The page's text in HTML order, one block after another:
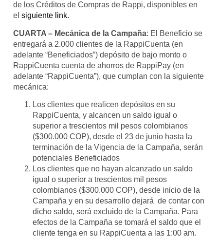
de los Créditos de Compras de Rappi, disponibles en
el siguiente link.
CUARTA – Mecánica de la Campaña: El Beneficio se
entregará a 2.000 clientes de la RappiCuenta (en
adelante “Beneficiados”) depósito de bajo monto o
RappiCuenta cuenta de ahorros de RappiPay (en
adelante “RappiCuenta”), que cumplan con la siguiente
mecánica:
Los clientes que realicen depósitos en su
RappiCuenta, y alcancen un saldo igual o
superior a trescientos mil pesos colombianos
($300.000 COP), desde el 23 de junio hasta la
terminación de la Vigencia de la Campaña, serán
potenciales Beneficiados
Los clientes que no hayan alcanzado un saldo
igual o superior a trescientos mil pesos
colombianos ($300.000 COP), desde inicio de la
Campaña y en su desarrollo dejará de contar con
dicho saldo, será excluido de la Campaña. Para
efectos de la Campaña se tomará el saldo que el
cliente tenga en su RappiCuenta a las 1:00 am.